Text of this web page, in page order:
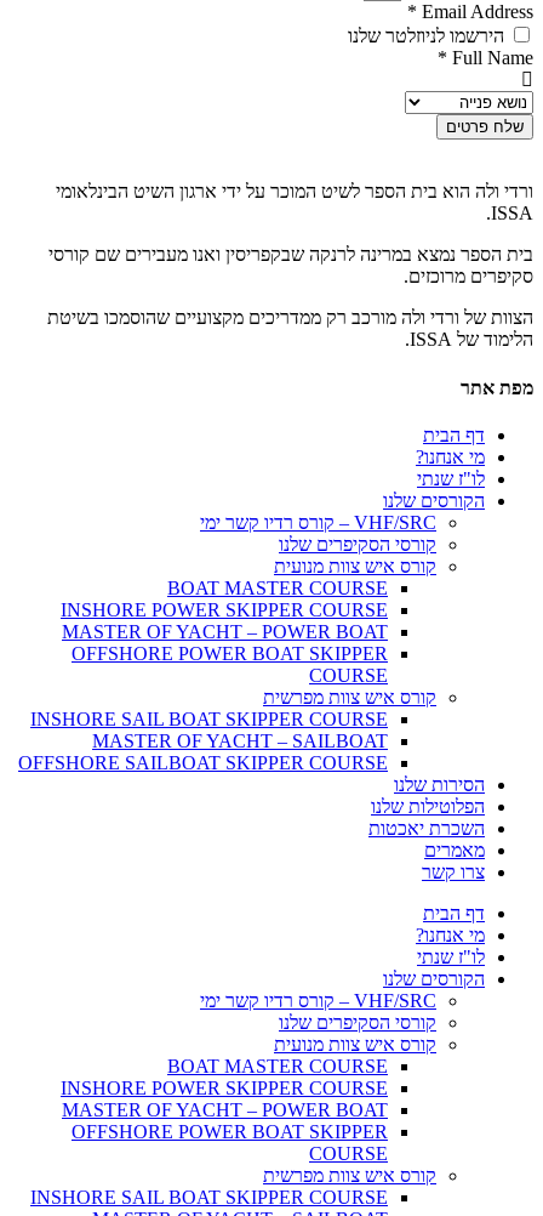
Email Address *
הירשמו לניוזלטר שלנו
Full Name *
שלח פרטים
ורדי ולה הוא בית הספר לשיט המוכר על ידי ארגון השיט הבינלאומי
ISSA.
בית הספר נמצא במרינה לרנקה שבקפריסין ואנו מעבירים שם קורסי
סקיפרים מרוכזים.
הצוות של ורדי ולה מורכב רק ממדריכים מקצועיים שהוסמכו בשיטת
הלימוד של ISSA.
מפת אתר
דף הבית
מי אנחנו?
לו"ז שנתי
הקורסים שלנו
VHF/SRC – קורס רדיו קשר ימי
קורסי הסקיפרים שלנו
קורס איש צוות מנועית
BOAT MASTER COURSE
INSHORE POWER SKIPPER COURSE
MASTER OF YACHT – POWER BOAT
OFFSHORE POWER BOAT SKIPPER
COURSE
קורס איש צוות מפרשית
INSHORE SAIL BOAT SKIPPER COURSE
MASTER OF YACHT – SAILBOAT
OFFSHORE SAILBOAT SKIPPER COURSE
הסירות שלנו
הפלוטילות שלנו
השכרת יאכטות
מאמרים
צרו קשר
דף הבית
מי אנחנו?
לו"ז שנתי
הקורסים שלנו
VHF/SRC – קורס רדיו קשר ימי
קורסי הסקיפרים שלנו
קורס איש צוות מנועית
BOAT MASTER COURSE
INSHORE POWER SKIPPER COURSE
MASTER OF YACHT – POWER BOAT
OFFSHORE POWER BOAT SKIPPER
COURSE
קורס איש צוות מפרשית
INSHORE SAIL BOAT SKIPPER COURSE